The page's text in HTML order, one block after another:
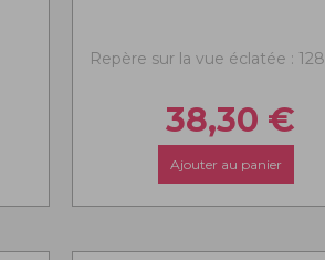
Repère sur la vue éclatée : 128
38,30 €
Ajouter au panier